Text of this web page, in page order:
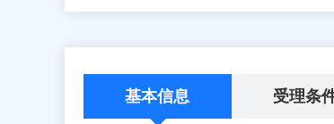
基本信息 受理条